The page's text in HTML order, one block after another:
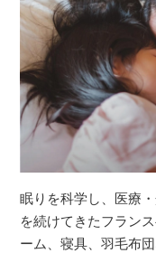
眠りを科学し、医療
を続けてきたフラン
ーム、寝具、羽毛布